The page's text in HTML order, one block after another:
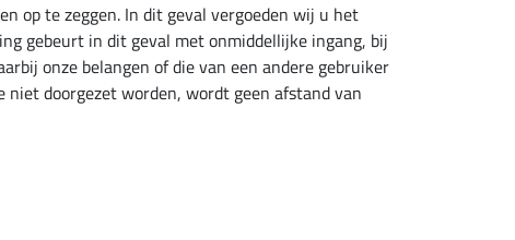
op te zeggen. In dit geval vergoeden wij u het
gebeurt in dit geval met onmiddellijke ingang, bij
onze belangen of die van een andere gebruiker
niet doorgezet worden, wordt geen afstand van